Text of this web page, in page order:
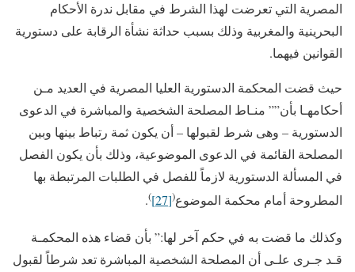
المصرية التي تعرضت لهذا الشرط في مقابل ندرة الأحكام
البحرينية والمغربية وذلك بسبب حداثة نشأة الرقابة على دستورية
القوانين فيهما.
حيث قضت المحكمة الدستورية العليا المصرية في العديد مـن
أحكامهـا بأن”” منـاط المصلحة الشخصية والمباشرة في الدعوى
الدستورية – وهى شرط لقبولها – أن يكون ثمة رتباط بينها وبين
المصلحة القائمة في الدعوى الموضوعية، وذلك بأن يكون الفصل
في المسألة الدستورية لازماً للفصل في الطلبات المرتبطة بها
المطروحة أمام محكمة الموضوع(
[27]
)
.
وكذلك ما قضت به في حكم آخر لها:” بأن قضاء هذه المحكمـة
قـد جـرى علـى أن المصلحة الشخصية المباشرة تعد شرطاً لقبول